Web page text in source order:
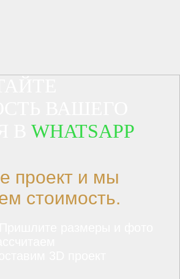
ВWHATSAPP
проект и мы
стоимость.